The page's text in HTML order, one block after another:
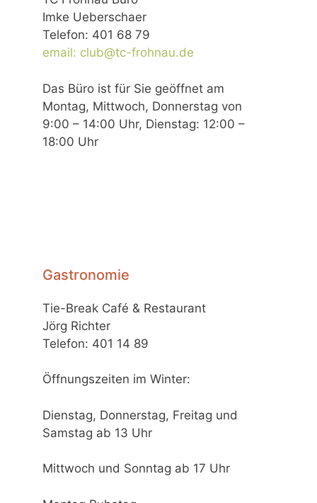
Imke Ueberschaer
Telefon: 401 68 79
email: club@tc-frohnau.de
Das Büro ist für Sie geöffnet am
Montag, Mittwoch, Donnerstag von
9:00 – 14:00 Uhr, Dienstag: 12:00 –
18:00 Uhr
Gastronomie
Tie-Break Café & Restaurant
Jörg Richter
Telefon: 401 14 89
Öffnungszeiten im Winter:
Dienstag, Donnerstag, Freitag und
Samstag ab 13 Uhr
Mittwoch und Sonntag ab 17 Uhr